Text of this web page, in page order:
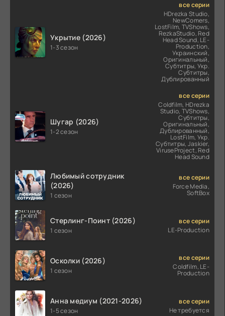
Укрытие (2026)
1-3 сезон
все серии
HDrezka Studio,
NewComers,
LostFilm, TVShows,
RezkaStudio, Red
Head Sound, LE-
Production,
Украинский,
Оригинальный,
Субтитры, Укр.
Субтитры,
Дублированный
Шугар (2026)
1-2 сезон
все серии
Coldfilm, HDrezka
Studio, TVShows,
Субтитры,
Оригинальный,
Дублированный,
LostFilm, Укр.
Субтитры, Jaskier,
ViruseProject, Red
Head Sound
Любимый сотрудник
(2026)
1 сезон
все серии
Force Media,
SoftBox
Стерлинг-Поинт (2026)
1 сезон
все серии
LE-Production
Осколки (2026)
1 сезон
все серии
Coldfilm, LE-
Production
Анна медиум (2021-2026)
1-5 сезон
все серии
Не требуется